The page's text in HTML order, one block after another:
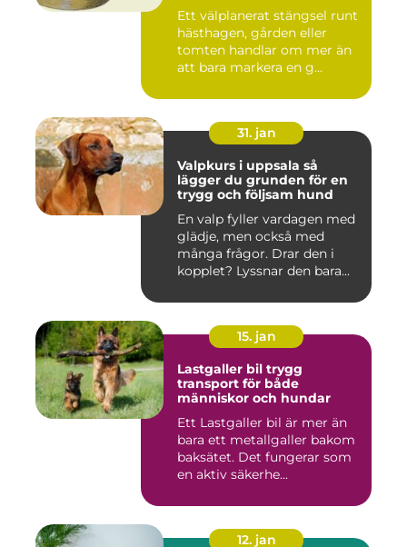
Ett välplanerat stängsel runt
hästhagen, gården eller
tomten handlar om mer än
att bara markera en g...
31. jan
Valpkurs i uppsala så
lägger du grunden för en
trygg och följsam hund
En valp fyller vardagen med
glädje, men också med
många frågor. Drar den i
kopplet? Lyssnar den bara...
15. jan
Lastgaller bil trygg
transport för både
människor och hundar
Ett Lastgaller bil är mer än
bara ett metallgaller bakom
baksätet. Det fungerar som
en aktiv säkerhe...
12. jan